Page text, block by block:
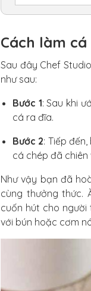
Cách làm
Sau đây Chef
như sau:
Bước 1: Sau khi
cá ra đĩa.
Bước 2: Tiếp
cá chép đã
Như vậy bạn đã
cùng thưởng thức.
cuốn hút cho người
với bún hoặc cơm